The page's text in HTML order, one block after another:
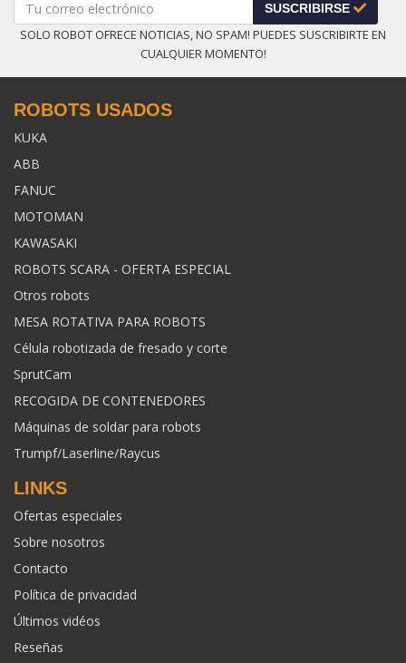
SUSCRIBIRSE
SOLO ROBOT OFRECE NOTICIAS, NO SPAM! PUEDES SUSCRIBIRTE EN
CUALQUIER MOMENTO!
ROBOTS USADOS
KUKA
ABB
FANUC
MOTOMAN
KAWASAKI
ROBOTS SCARA - OFERTA ESPECIAL
Otros robots
MESA ROTATIVA PARA ROBOTS
Célula robotizada de fresado y corte
SprutCam
RECOGIDA DE CONTENEDORES
Máquinas de soldar para robots
Trumpf/Laserline/Raycus
LINKS
Ofertas especiales
Sobre nosotros
Contacto
Política de privacidad
Últimos vidéos
Reseñas